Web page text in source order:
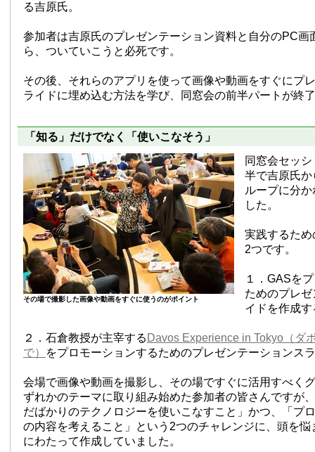
る吉原氏。
参加者は吉原氏のプレゼンテーション資料と自分のPC画
ら、ついていこうと必死です。
その後、それらのアプリを使って画像や動画をすぐにプ
ライドに埋め込む方法を学び、同窓会の前半パートが終
「知る」だけでなく「使いこなそう」
その場で撮影した画像や動画をすぐに使うのがポイント
同窓会セッ
半で吉原氏
ループに分
した。
実践するた
2つです。
１．GASを
ためのプレ
イドを作成す
２．石倉教授が主宰する Davos Experience in Tokyo（ダ
で）
をプロモーションするためのプレゼンテーションス
会場で画像や動画を撮影し、その場ですぐに活用すべく
ずれかのテーマに取り組み始めた参加者の皆さんですが
だばかりのテクノロジーを使いこなすこと」かつ、「プ
の内容を考えること」という2つのチャレンジに、頭を悩
にわたって作成していました。